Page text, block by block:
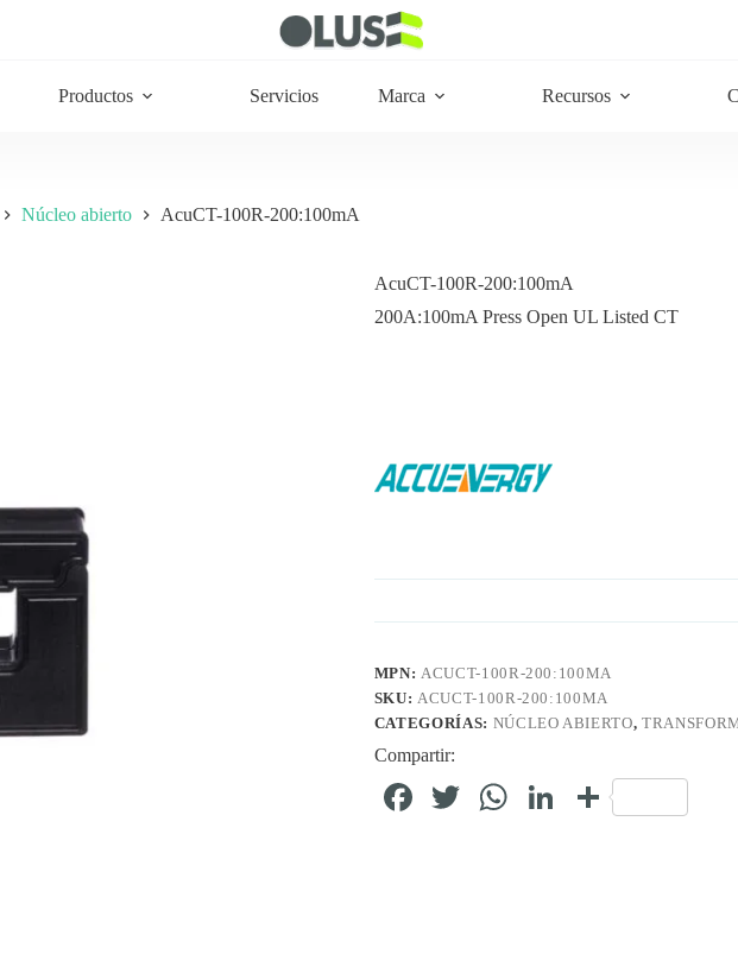
Productos Servicios Marca Recursos
Núcleo abierto AcuCT-100R-200:100mA
AcuCT-100R-200:100mA
200A:100mA Press Open UL Listed CT
MPN:ACUCT-100R-200:100MA
SKU:ACUCT-100R-200:100MA
CATEGORÍAS: NÚCLEO ABIERTO,
Compartir:
Fa T
W
Li C